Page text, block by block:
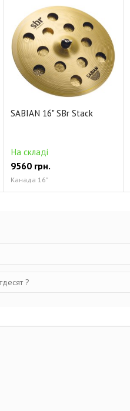
SABIAN 16" SBr Stack
На складі
9560 грн.
Канада 16"